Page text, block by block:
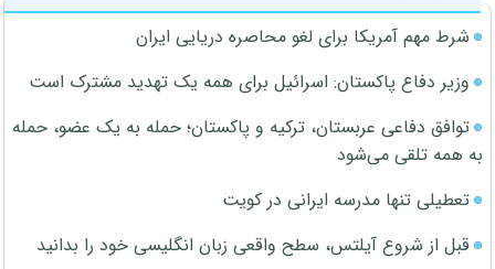
شرط مهم آمریکا برای لغو محاصره دریایی ایران
وزیر دفاع پاکستان: اسرائیل برای همه یک تهدید مشترک است
توافق دفاعی عربستان، ترکیه و پاکستان؛ حمله به یک عضو، حمله
به همه تلقی می‌شود
تعطیلی تنها مدرسه ایرانی در کویت
قبل از شروع آیلتس، سطح واقعی زبان انگلیسی خود را بدانید